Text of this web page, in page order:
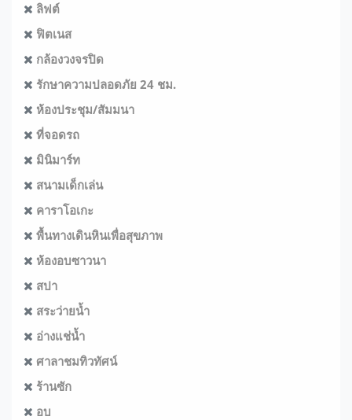
ลิฟต์
ฟิตเนส
กล้องวงจรปิด
รักษาความปลอดภัย 24 ชม.
ห้องประชุม/สัมมนา
ที่จอดรถ
มินิมาร์ท
สนามเด็กเล่น
คาราโอเกะ
พื้นทางเดินหินเพื่อสุขภาพ
ห้องอบซาวนา
สปา
สระว่ายน้ำ
อ่างแช่น้ำ
ศาลาชมทิวทัศน์
ร้านซัก
อบ